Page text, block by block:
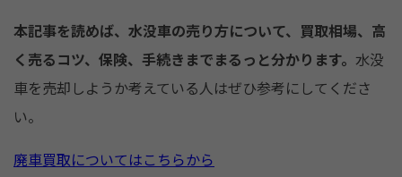
k
本記事を読めば、水没車の売り方について、買取相場、高
く売るコツ、保険、手続きまでまるっと分かります。 水没
車を売却しようか考えている人はぜひ参考にしてくださ
い。
廃車買取についてはこちらから